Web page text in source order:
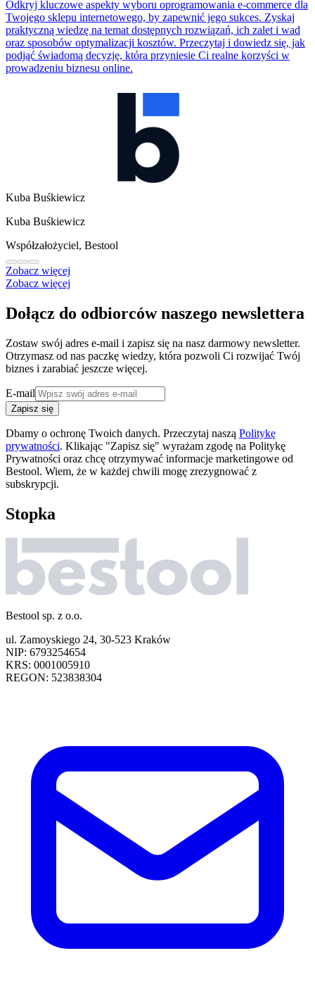
Odkryj kluczowe aspekty wyboru oprogramowania e-commerce dla
Twojego sklepu internetowego, by zapewnić jego sukces. Zyskaj
praktyczną wiedzę na temat dostępnych rozwiązań, ich zalet i wad
oraz sposobów optymalizacji kosztów. Przeczytaj i dowiedz się, jak
podjąć świadomą decyzję, która przyniesie Ci realne korzyści w
prowadzeniu biznesu online.
Kuba Buśkiewicz
Kuba Buśkiewicz
Współzałożyciel, Bestool
Zobacz więcej
Zobacz więcej
Dołącz do odbiorców naszego newslettera
Zostaw swój adres e-mail i zapisz się na nasz darmowy newsletter.
Otrzymasz od nas paczkę wiedzy, która pozwoli Ci rozwijać Twój
biznes i zarabiać jeszcze więcej.
E-mail
Zapisz się
Dbamy o ochronę Twoich danych. Przeczytaj naszą Politykę
prywatności. Klikając "Zapisz się" wyrażam zgodę na Politykę
Prywatności oraz chcę otrzymywać informacje marketingowe od
Bestool. Wiem, że w każdej chwili mogę zrezygnować z
subskrypcji.
Stopka
Bestool sp. z o.o.
ul. Zamoyskiego 24, 30-523 Kraków
NIP: 6793254654
KRS: 0001005910
REGON: 523838304